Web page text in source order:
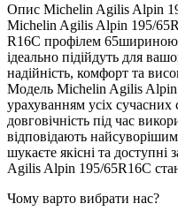
Опис Michelin Agilis Alpin
Michelin Agilis Alpin 195/
R16C профілем 65шириною
ідеально підійдуть для
надійність, комфорт та
Модель Michelin Agilis Alpin
урахуванням усіх сучасних
довговічність під час
відповідають
шукаєте якісні та
Agilis Alpin 195/65R16C
Чому варто вибрати нас?